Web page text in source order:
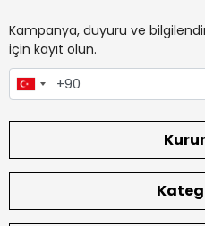
Kampanya, duyuru ve
için kayıt olun.